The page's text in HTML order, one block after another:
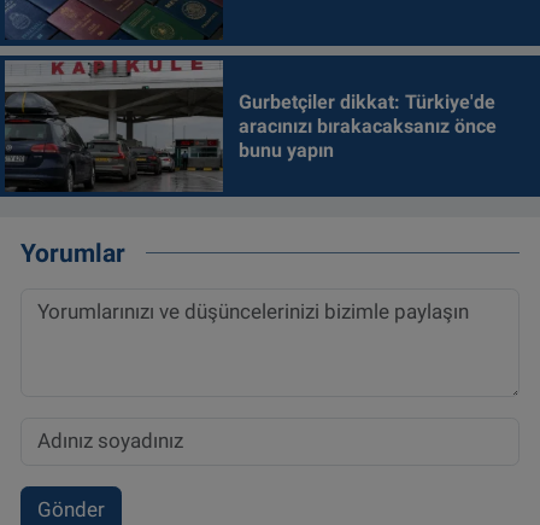
Gurbetçiler dikkat: Türkiye'de
aracınızı bırakacaksanız önce
bunu yapın
Yorumlar
Gönder